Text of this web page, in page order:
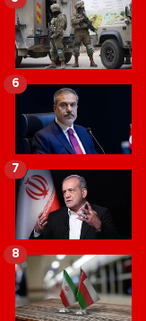
6
7
8